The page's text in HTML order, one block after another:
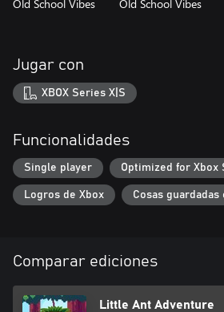
Old School Vibes Old School Vibes
Jugar con
XBOX Series X|S
Funcionalidades
Single player Optimized for Xbox
Logros de Xbox Cosas
Comparar ediciones
Little Ant Adventure